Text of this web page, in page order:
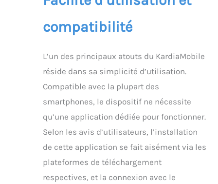
vous puissiez y accéder
sur l'application Kardia
professionnels de
santé
compatibilité
L’un des principaux atouts du KardiaMobile
réside dans sa simplicité d’utilisation.
Compatible avec la plupart des
smartphones, le dispositif ne nécessite
qu’une application dédiée pour fonctionner.
Selon les avis d’utilisateurs, l’installation
de cette application se fait aisément via les
plateformes de téléchargement
respectives, et la connexion avec le